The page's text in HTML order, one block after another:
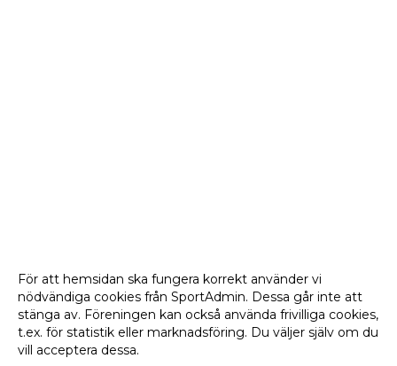
För att hemsidan ska fungera korrekt använder vi
nödvändiga cookies från SportAdmin. Dessa går inte att
stänga av. Föreningen kan också använda frivilliga cookies,
t.ex. för statistik eller marknadsföring. Du väljer själv om du
vill acceptera dessa.